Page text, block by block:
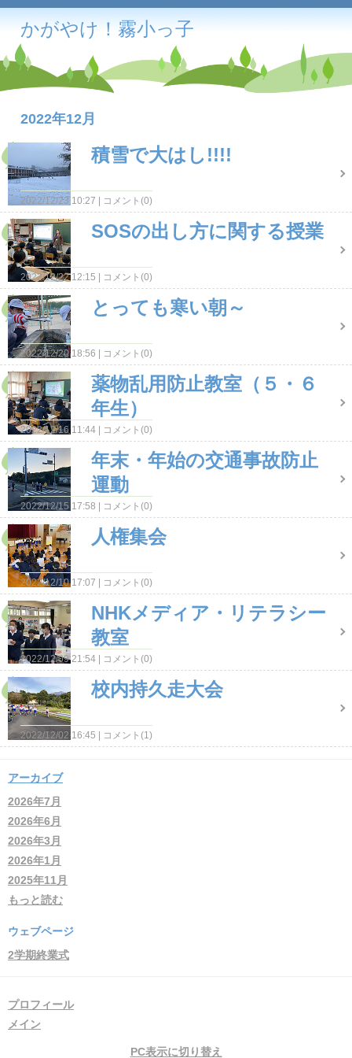
かがやけ！霧小っ子
2022年12月
積雪で大はし!!!!
2022/12/23 10:27 コメント(0)
SOSの出し方に関する授業
2022/12/22 12:15 コメント(0)
とっても寒い朝～
2022/12/20 18:56 コメント(0)
薬物乱用防止教室（５・６
年生）
2022/12/16 11:44 コメント(0)
年末・年始の交通事故防止
運動
2022/12/15 17:58 コメント(0)
人権集会
2022/12/10 17:07 コメント(0)
NHKメディア・リテラシー
教室
2022/12/09 21:54 コメント(0)
校内持久走大会
2022/12/02 16:45 コメント(1)
アーカイブ
2026年7月
2026年6月
2026年3月
2026年1月
2025年11月
もっと読む
ウェブページ
2学期終業式
プロフィール
メイン
PC表示に切り替え